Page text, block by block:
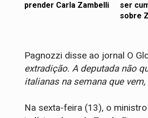
prender Carla Zambelli
ser
sobre
Pagnozzi disse ao jornal O
extradição. A deputada não
italianas na semana que
Na sexta-feira (13), o